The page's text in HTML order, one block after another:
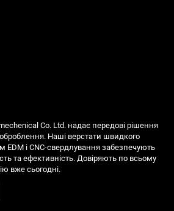
Co. Ltd. надає передові рішення
Наші верстати швидкого
EDM і CNC-свердлування забезпечують
та ефективність. Довіряють по всьому
вже сьогодні.